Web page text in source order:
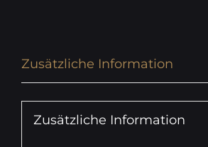
Zusätzliche Information
Zusätzliche Information